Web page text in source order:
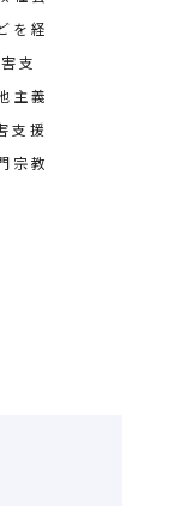
を経
支
主義
支援
宗教